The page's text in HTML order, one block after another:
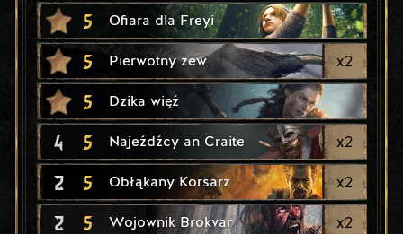
5 Ofiara dla Freyi
5 Pierwotny zew x2
5 Dzika więź
4 5 Najeźdźcy an Craite x2
2 5 Obłąkany Korsarz x2
2 5 Wojownik Brokvar x2